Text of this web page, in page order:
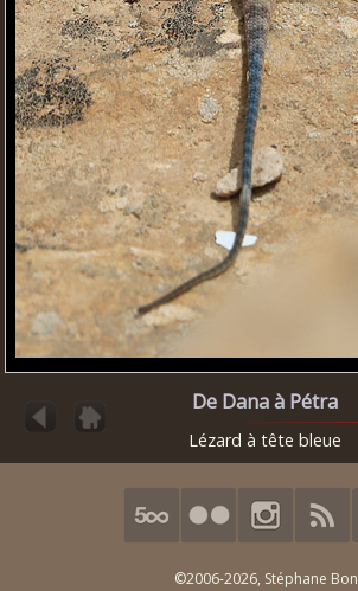
De Dana à Pétra
Lézard à tête bleue
©2006-2026, Stéphane Bon